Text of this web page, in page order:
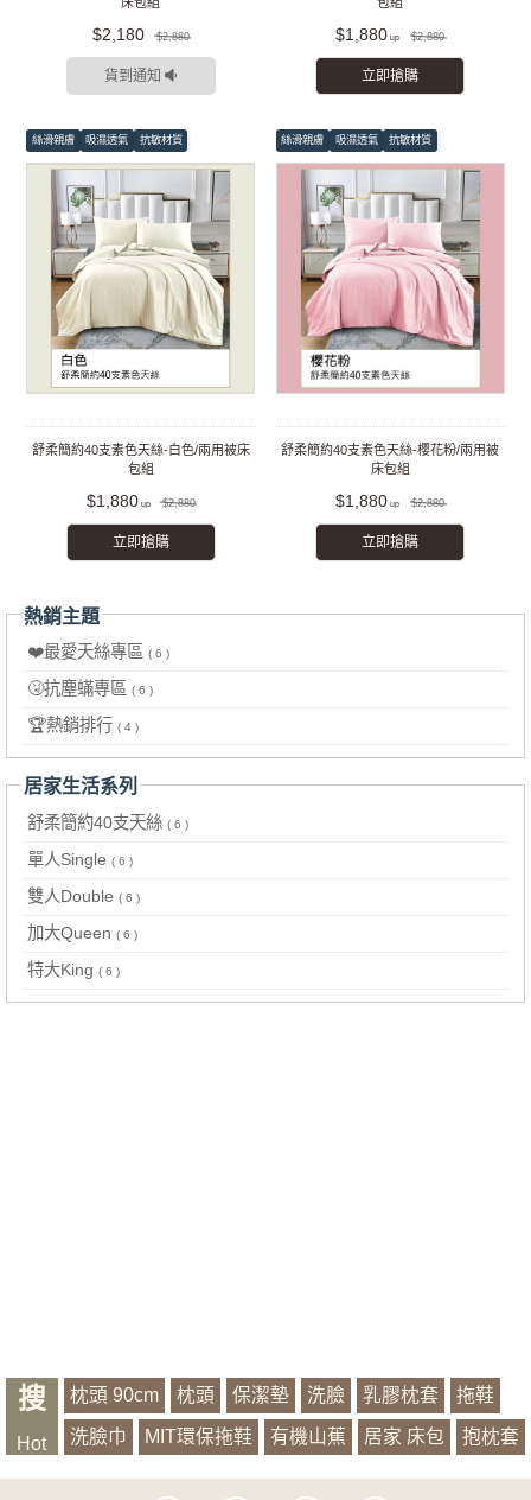
$2,180 $2,880
貨到通知
$1,880 $2,880
立即搶購
絲滑親膚 吸濕透氣 抗敏材質
舒柔簡約40支素色天絲-白色/兩用被床
包組
$1,880 $2,880
立即搶購
絲滑親膚 吸濕透氣 抗敏材質
舒柔簡約40支素色天絲-櫻花粉/兩用被
床包組
$1,880 $2,880
立即搶購
熱銷主題
❤️最愛天絲專區 ( 6 )
🤧抗塵蟎專區 ( 6 )
🏆熱銷排行 ( 4 )
居家生活系列
舒柔簡約40支天絲 ( 6 )
單人Single ( 6 )
雙人Double ( 6 )
加大Queen ( 6 )
特大King ( 6 )
搜
Hot
枕頭 90cm 枕頭 保潔墊 洗臉 乳膠枕套 拖鞋
洗臉巾 MIT環保拖鞋 有機山蕉 居家 床包 抱枕套
萱銀 浴袍 記憶